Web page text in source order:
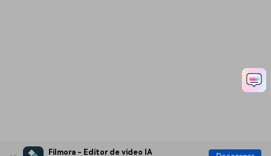
Filmora - Editor de video IA